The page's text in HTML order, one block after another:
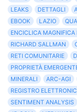
LEAKS
DETTAGLI
EBOOK
LAZIO
ENCICLICA
RICHARD SALLMAN
RETI COMUNITARIE
PROPRIETÀ
MINERALI
ARC-AGI
REGISTRO
SENTIMENT ANALYSIS